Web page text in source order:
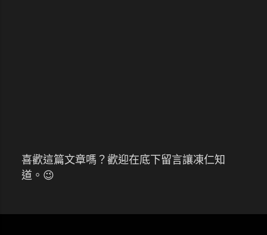
張
喜歡這篇文章嗎？歡迎在底下留言讓凍仁知
道。😉